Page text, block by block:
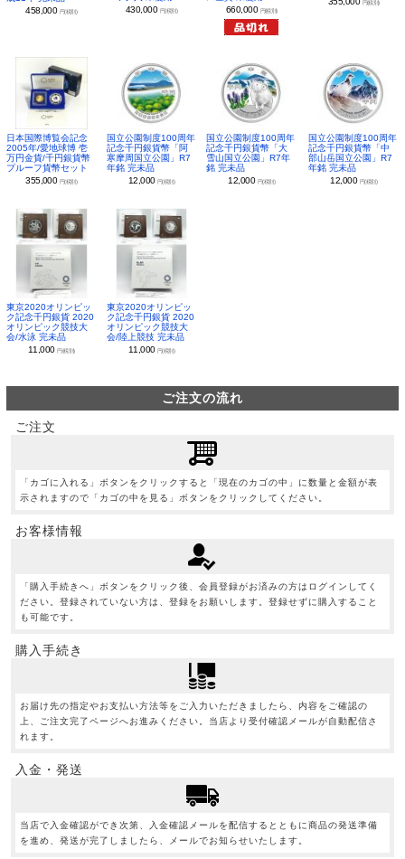
458,000 円(税別)
430,000 円(税別)
660,000 円(税別)
円(税別)
日本国際博覧会記念
2005年/愛地球博 壱
万円金貨/千円銀貨幣
プルーフ貨幣セット
355,000 円(税別)
国立公園制度100周年
記念千円銀貨幣「阿
寒摩周国立公園」R7
年銘 完未品
12,000 円(税別)
国立公園制度100周年
記念千円銀貨幣「大
雪山国立公園」R7年
銘 完未品
12,000 円(税別)
国立公園制度100周年
記念千円銀貨幣「中
部山岳国立公園」R7
年銘 完未品
12,000 円(税別)
東京2020オリンピッ
ク記念千円銀貨 2020
オリンピック競技大
会/水泳 完未品
11,000円(税別)
東京2020オリンピッ
ク記念千円銀貨 2020
オリンピック競技大
会/陸上競技 完未品
11,000 円(税別)
ご注文の流れ
ご注文
「カゴに入れる」ボタンをクリックすると「現在のカゴの中」に数量と金額が表
示されますので「カゴの中を見る」ボタンをクリックしてください。
お客様情報
「購入手続きへ」ボタンをクリック後、会員登録がお済みの方はログインしてく
ださい。登録されていない方は、登録をお願いします。登録せずに購入すること
も可能です。
購入手続き
お届け先の指定やお支払い方法等をご入力いただきましたら、内容をご確認の
上、ご注文完了ページへお進みください。当店より受付確認メールが自動配信さ
れます。
入金・発送
当店で入金確認ができ次第、入金確認メールを配信するとともに商品の発送準備
を進め、発送が完了しましたら、メールでお知らせいたします。